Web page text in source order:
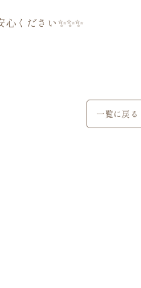
ください✨✨✨
一覧に戻る